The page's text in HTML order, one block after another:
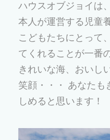
ハウスオブジョイは
本人が運営する児童
こどもたちにとって
てくれることが一番
きれいな海、おいし
笑顔・・・ あなたも
しめると思います！